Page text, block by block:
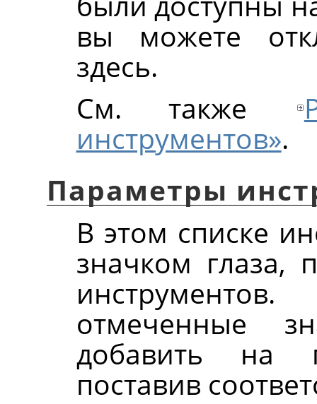
вы можете
здесь.
См. также
инструментов».
Параметры
В этом списке
значком глаза,
отмеченные
добавить на
поставив